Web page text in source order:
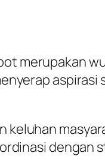
merupakan
dengan